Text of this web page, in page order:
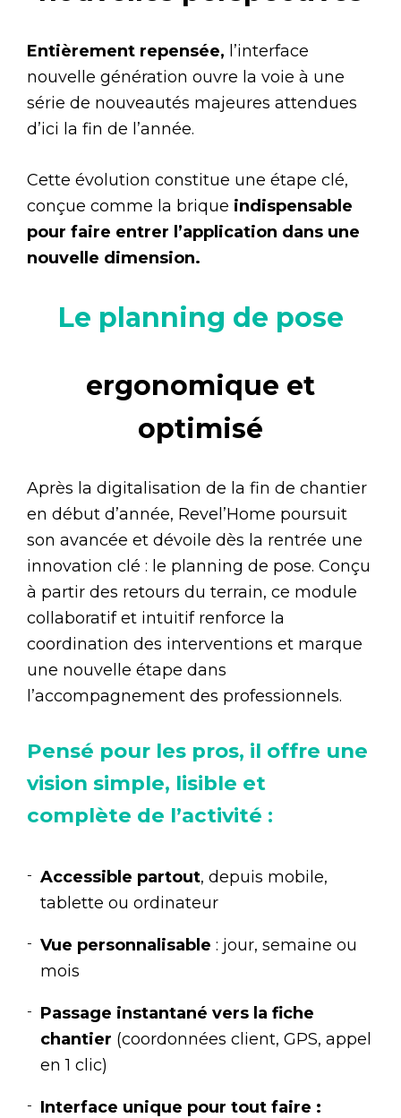
Entièrement repensée, l’interface
nouvelle génération ouvre la voie à une
série de nouveautés majeures attendues
d’ici la fin de l’année.
Cette évolution constitue une étape clé,
conçue comme la brique indispensable
pour faire entrer l’application dans une
nouvelle dimension.
Le planning de pose
ergonomique et
optimisé
Après la digitalisation de la fin de chantier
en début d’année, Revel’Home poursuit
son avancée et dévoile dès la rentrée une
innovation clé : le planning de pose. Conçu
à partir des retours du terrain, ce module
collaboratif et intuitif renforce la
coordination des interventions et marque
une nouvelle étape dans
l’accompagnement des professionnels.
Pensé pour les pros, il offre une
vision simple, lisible et
complète de l’activité :
Accessible partout, depuis mobile,
tablette ou ordinateur
Vue personnalisable : jour, semaine ou
mois
Passage instantané vers la fiche
chantier (coordonnées client, GPS, appel
en 1 clic)
Interface unique pour tout faire :